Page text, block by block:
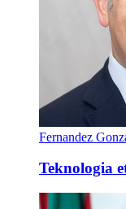
Fernandez
Teknologia